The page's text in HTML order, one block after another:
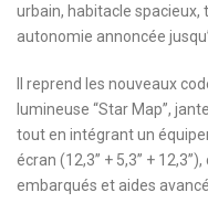
urbain, habitacle
autonomie annoncée
Il reprend les nouveaux
lumineuse “Star Map”,
tout en intégrant un
écran (12,3’’ + 5,3’’ +
embarqués et aides